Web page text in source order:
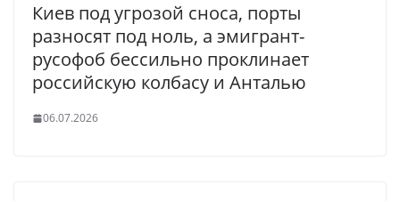
Киев под угрозой сноса, порты
разносят под ноль, а эмигрант-
русофоб бессильно проклинает
российскую колбасу и Анталью
06.07.2026